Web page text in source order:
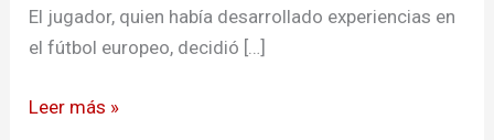
El jugador, quien había desarrollado experiencias en
el fútbol europeo, decidió […]
Leer más »